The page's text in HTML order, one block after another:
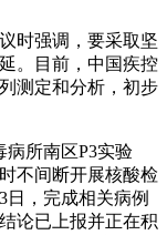
时强调，要采取坚
。目前，中国疾控
测定和分析，初步
病所南区P3实验
不间断开展核酸检
日，完成相关病例
论已上报并正在积